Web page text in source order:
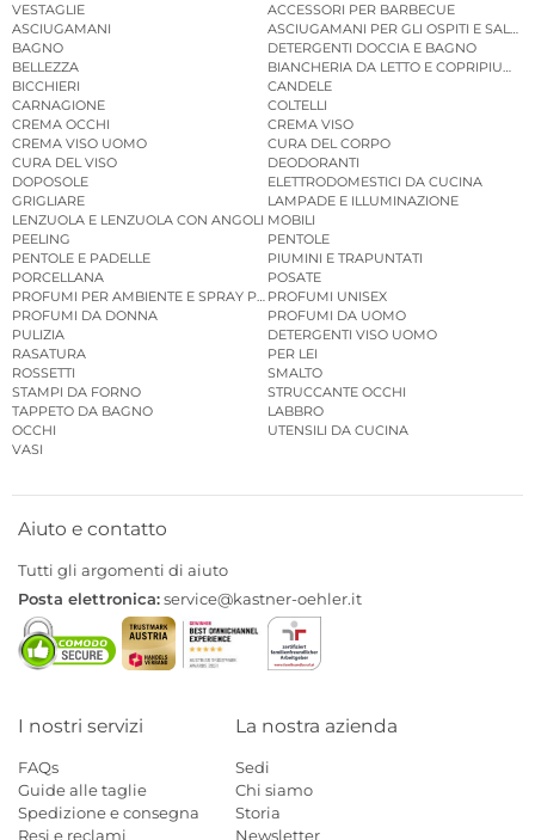
VESTAGLIE
ACCESSORI PER BARBECUE
ASCIUGAMANI
ASCIUGAMANI PER GLI OSPITI E
BAGNO
DETERGENTI DOCCIA E BAGNO
BELLEZZA
BIANCHERIA DA LETTO E COPRIPIUMINI
BICCHIERI
CANDELE
CARNAGIONE
COLTELLI
CREMA OCCHI
CREMA VISO
CREMA VISO UOMO
CURA DEL CORPO
CURA DEL VISO
DEODORANTI
DOPOSOLE
ELETTRODOMESTICI DA CUCINA
GRIGLIARE
LAMPADE E ILLUMINAZIONE
LENZUOLA E LENZUOLA CON ANGOLI MOBILI
PEELING
PENTOLE
PENTOLE E PADELLE
PIUMINI E TRAPUNTATI
PORCELLANA
POSATE
PROFUMI PER AMBIENTE E SPRAY PER AMBIENTE
PROFUMI UNISEX
PROFUMI DA DONNA
PROFUMI DA UOMO
PULIZIA
DETERGENTI VISO UOMO
RASATURA
PER LEI
ROSSETTI
SMALTO
STAMPI DA FORNO
STRUCCANTE OCCHI
TAPPETO DA BAGNO
LABBRO
OCCHI
UTENSILI DA CUCINA
VASI
Aiuto e contatto
Tutti gli argomenti di aiuto
Posta elettronica:service@kastner-oehler.it
I nostri servizi
FAQs
Guide alle taglie
Spedizione e consegna
Resi e reclami
La nostra azienda
Sedi
Chi siamo
Storia
Newsletter